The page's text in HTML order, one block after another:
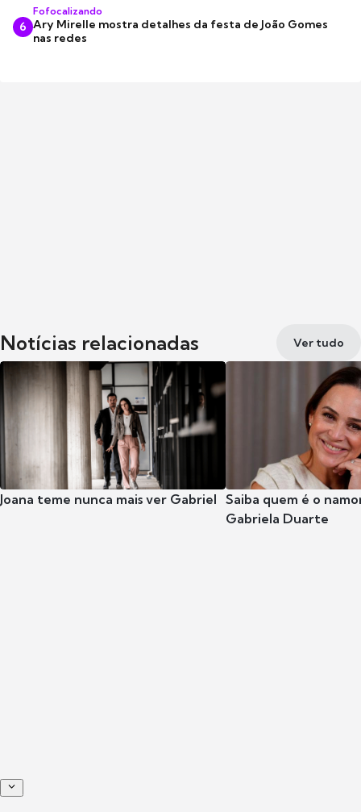
6
Fofocalizando
Ary Mirelle mostra detalhes da festa de João Gomes
nas redes
Notícias relacionadas Ver tudo
Joana teme nunca mais ver Gabriel Saiba quem é o
Gabriela Duarte